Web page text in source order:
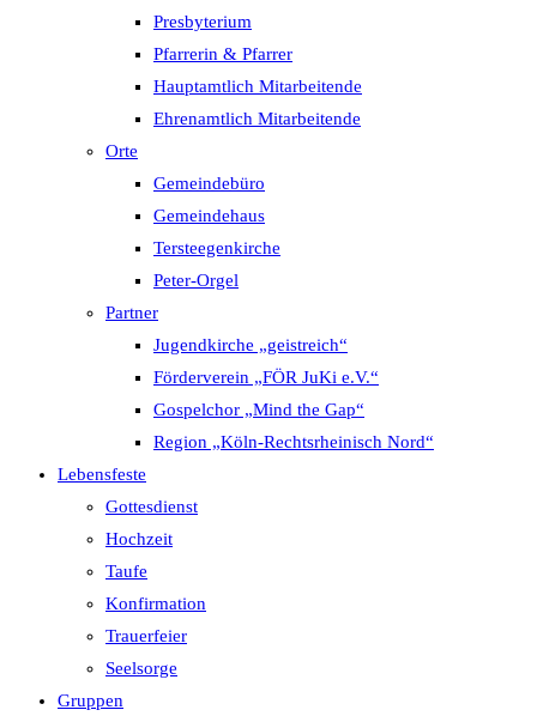
Presbyterium
Pfarrerin & Pfarrer
Hauptamtlich Mitarbeitende
Ehrenamtlich Mitarbeitende
Orte
Gemeindebüro
Gemeindehaus
Tersteegenkirche
Peter-Orgel
Partner
Jugendkirche „geistreich“
Förderverein „FÖR JuKi e.V.“
Gospelchor „Mind the Gap“
Region „Köln-Rechtsrheinisch Nord“
Lebensfeste
Gottesdienst
Hochzeit
Taufe
Konfirmation
Trauerfeier
Seelsorge
Gruppen